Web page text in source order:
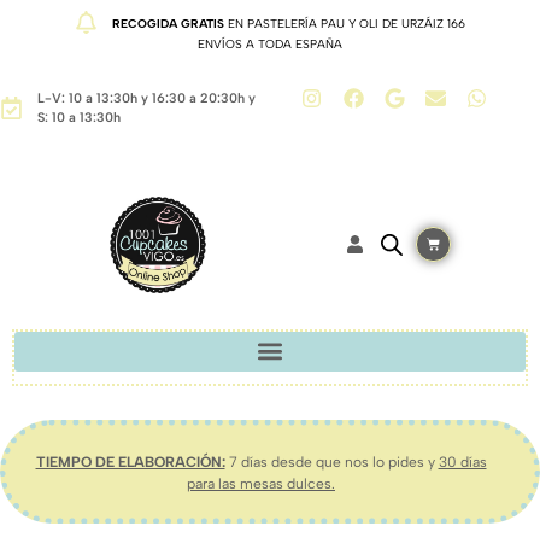
RECOGIDA GRATISEN PASTELERÍA PAU Y OLI DE URZÁIZ 166
ENVÍOS A TODA ESPAÑA
L-V: 10 a 13:30h y 16:30 a 20:30h y
S: 10 a 13:30h
TIEMPO DE ELABORACIÓN:7 días desde que nos lo pides y 30 días
para las mesas dulces.